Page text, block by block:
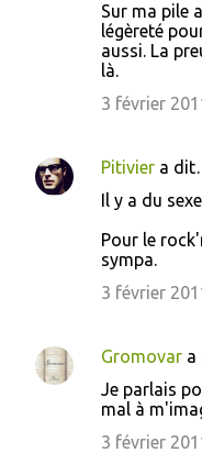
Sur ma pile
légèreté
aussi. La
là.
3 février
Pitivier a
Il y a du
Pour le
sympa.
3 février
Gromovar
Je parlais
mal à
3 février